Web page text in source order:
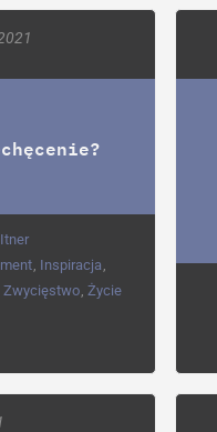
, Inspiracja,
Zwycięstwo,Życie